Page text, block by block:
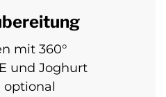
mit 360°
und Joghurt
optional